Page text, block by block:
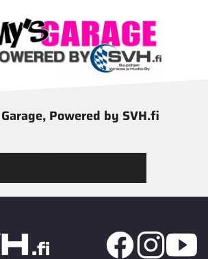
Powered by SVH.fi